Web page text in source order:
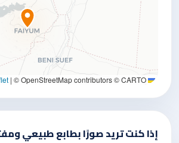
| © OpenStreetMap contributors © CARTO
إذا كنت تريد صورًا بطابع طبيعي